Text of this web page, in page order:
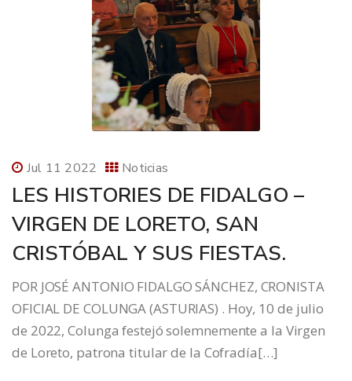
Jul 11 2022 Noticias
LES HISTORIES DE FIDALGO –
VIRGEN DE LORETO, SAN
CRISTÓBAL Y SUS FIESTAS.
POR JOSÉ ANTONIO FIDALGO SÁNCHEZ, CRONISTA
OFICIAL DE COLUNGA (ASTURIAS) . Hoy, 10 de julio
de 2022, Colunga festejó solemnemente a la Virgen
de Loreto, patrona titular de la Cofradía[…]